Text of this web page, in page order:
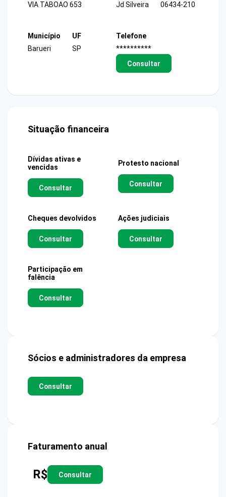
VIA TABOAO 653
Jd Silveira
06434-210
Município
Barueri
UF
SP
Telefone
**********
Consultar
Situação financeira
Dívidas ativas e
vencidas
Consultar
Protesto nacional
Consultar
Cheques devolvidos
Consultar
Ações judiciais
Consultar
Participação em
falência
Consultar
Sócios e administradores da empresa
Consultar
Faturamento anual
R$ Consultar